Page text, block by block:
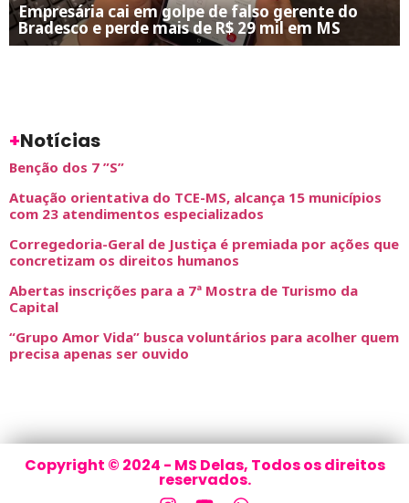
Empresária cai em golpe de falso gerente do
Bradesco e perde mais de R$ 29 mil em MS
+Notícias
Benção dos 7 ”S”
Atuação orientativa do TCE-MS, alcança 15 municípios
com 23 atendimentos especializados
Corregedoria-Geral de Justiça é premiada por ações que
concretizam os direitos humanos
Abertas inscrições para a 7ª Mostra de Turismo da
Capital
“Grupo Amor Vida” busca voluntários para acolher quem
precisa apenas ser ouvido
Copyright © 2024 - MS Delas, Todos os direitos
reservados.